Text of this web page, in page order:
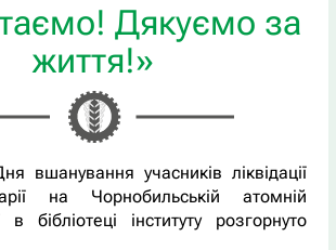
Дякуємо за
життя!»
вшанування учасників ліквідації
на Чорнобильській атомній
в бібліотеці інституту розгорнуто